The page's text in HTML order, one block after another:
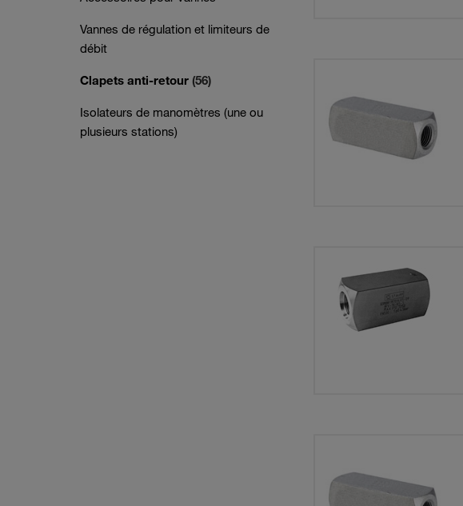
Vannes de régulation et limiteurs de
débit
Clapets anti-retour (56)
Isolateurs de manomètres (une ou
plusieurs stations)